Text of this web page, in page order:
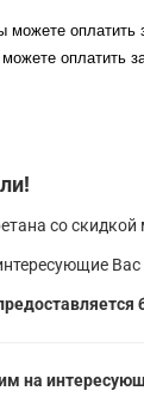
оплатить
оплатить
со
на